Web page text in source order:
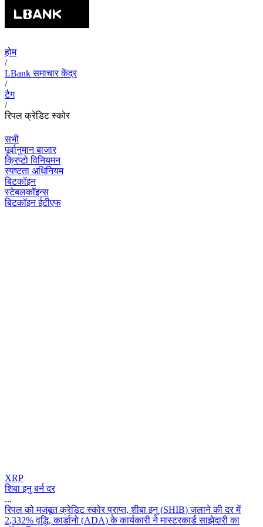
होम
/
LBank समाचार केंद्र
/
टैग
/
रिपल क्रेडिट स्कोर
सभी
पूर्वानुमान बाजार
क्रिप्टो विनियमन
स्पष्टता अधिनियम
बिटकॉइन
स्टेबलकॉइन्स
बिटकॉइन ईटीएफ
XRP
शिबा इनु बर्न दर
...
रपल क मजबत करडट सकर परपत, शब इन (SHIB) जलन क दर म
2,332% वद, करन (ADA) क करकर न मसटरकर सझदर क